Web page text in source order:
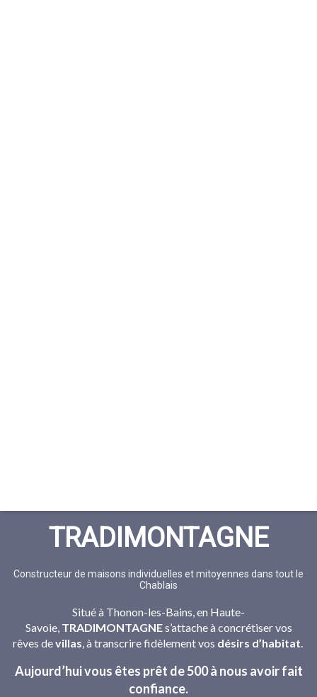
TRADIMONTAGNE
Constructeur de maisons individuelles et mitoyennes dans tout le
Chablais
Situé à Thonon-les-Bains, en Haute-
Savoie, TRADIMONTAGNEs’attache à concrétiser vos
rêves devillas , à transcrire fidèlement vos désirs d’habitat
Aujourd’hui vous êtes prêt de 500 à nous avoir fait
confiance.